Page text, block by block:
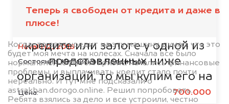
Haval H2, 2016
Состояние:Китайское, Кредитное
Цена: 700.000
Теперь я свободен от кредита и даже в
плюсе!
Когда-то взял кредит на эту машину, думал, что это
будет моя мечта на колесах. Сначала все было
нормально, но потом кризис, начались финансовые
проблемы, и выплачивать кредит стало почти
нереально. И тут мне подсказали о
astrakhan.dorogo.online. Решил попробовать.
Ребята взялись за дело и все устроили, честно
банками
кредите или залоге у одной из
представленных ниже
организаций, то мы купим его на
5% дороже!